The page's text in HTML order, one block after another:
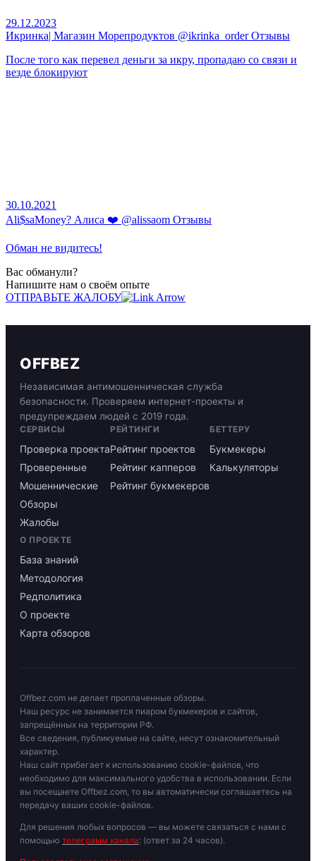
29.12.2023
Икринка| Магазин Морепродуктов @ikrinka_order Отзывы
После того как перевел деньги за икру, пропадаю со связи и
везде блокируют
30.10.2021
Ali$saMoney? Алиса ❤️ @alissaom Отзывы
Обман не видитесь!
Вас обманули?
Напишите нам о своём опыте
ОТПРАВЬТЕ ЖАЛОБУ
OFFBEZ
Независимая антимошенническая служба
безопасности. Проверяем интернет-проекты и
предупреждаем людей с 2019 года.
СЕРВИСЫ
Проверка проекта
Проверенные
Мошеннические
Обзоры
Жалобы
РЕЙТИНГИ
Рейтинг проектов
Рейтинг капперов
Рейтинг букмекеров
БЕТТЕРУ
Букмекеры
Калькуляторы
О ПРОЕКТЕ
База знаний
Методология
Редполитика
О проекте
Карта обзоров
Offbez.com не делает проплаченные обзоры.
Наш ресурс не занимается пиаром букмекеров и сайтов,
запрещённых на территории РФ.
Все сведения, публикуемые на сайте, несут ознакомительный
характер.
Наш сайт прибегает к использованию cookie-файлов, что
необходимо для максимального удобства в использовании. Если
вы посещаете Offbez.com, то вы автоматически соглашаетесь на
передачу ваших cookie-файлов.
Для решения любых вопросов — вы можете связаться с нами с
помощью телеграмм канала: (ответ за 24 часов).